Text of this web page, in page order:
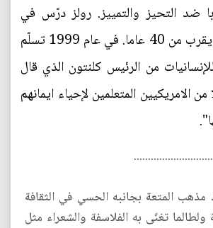
ضد التحيز والتمييز. رولز درّس في
جامعة هارفرد لما يقرب من 40 عاما. في عام 1999 تسلّم
من الرئيس كلنتون الذي قال
الامريكيين المتعلمين لإحياء ايمانهم
المتعة بجانبه الحسي في الثقافة
ولطالما تغنّى به الفلاسفة والشعراء مثل